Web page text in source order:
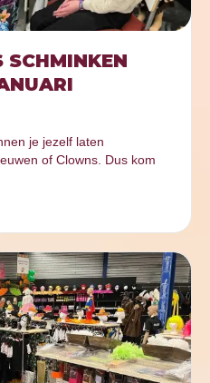
SCHMINKEN
je jezelf laten
of Clowns. Dus kom